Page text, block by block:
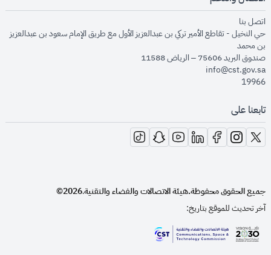
اتصل بنا
حي النخيل - تقاطع الأمير تركي بن عبدالعزيز الأول مع طريق الإمام سعود بن عبدالعزيز
بن محمد
صندوق البريد 75606 – الرياض 11588
info@cst.gov.sa
19966
تابعنا على
opens in new window
opens in new window
opens in new window
opens in new window
opens in new window
opens in new window
opens in new window
جميع الحقوق محفوظة.هيئة الاتصالات والفضاء والتقنية.
2026©
آخر تحديث للموقع بتاريخ: